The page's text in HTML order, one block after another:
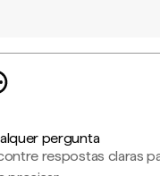
pergunta
respostas claras